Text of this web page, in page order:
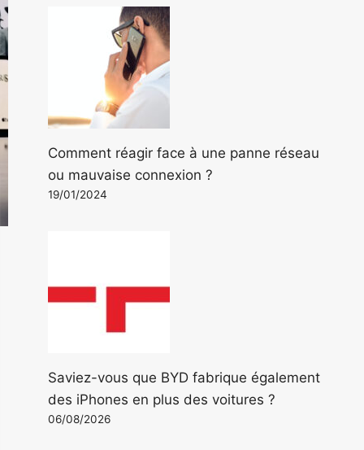
Comment réagir face à une panne réseau
ou mauvaise connexion ?
19/01/2024
Saviez-vous que BYD fabrique également
des iPhones en plus des voitures ?
06/08/2026